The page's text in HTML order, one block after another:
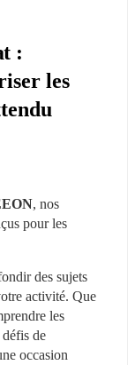
:
les
, nos
pour les
des sujets
activité. Que
les
de
occasion